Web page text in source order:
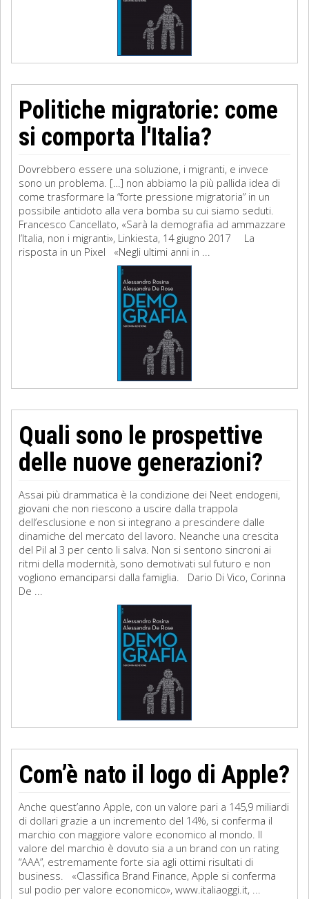
Politiche migratorie: come
si comporta l'Italia?
Dovrebbero essere una soluzione, i migranti, e invece
sono un problema. […] non abbiamo la più pallida idea di
come trasformare la “forte pressione migratoria” in un
possibile antidoto alla vera bomba su cui siamo seduti.
Francesco Cancellato, «Sarà la demografia ad ammazzare
l’Italia, non i migranti», Linkiesta, 14 giugno 2017 La
risposta in un Pixel «Negli ultimi anni in ...
Quali sono le prospettive
delle nuove generazioni?
Assai più drammatica è la condizione dei Neet endogeni,
giovani che non riescono a uscire dalla trappola
dell’esclusione e non si integrano a prescindere dalle
dinamiche del mercato del lavoro. Neanche una crescita
del Pil al 3 per cento li salva. Non si sentono sincroni ai
ritmi della modernità, sono demotivati sul futuro e non
vogliono emanciparsi dalla famiglia. Dario Di Vico, Corinna
De ...
Com’è nato il logo di Apple?
Anche quest’anno Apple, con un valore pari a 145,9 miliardi
di dollari grazie a un incremento del 14%, si conferma il
marchio con maggiore valore economico al mondo. Il
valore del marchio è dovuto sia a un brand con un rating
“AAA”, estremamente forte sia agli ottimi risultati di
business. «Classifica Brand Finance, Apple si conferma
sul podio per valore economico», www.italiaoggi.it, ...